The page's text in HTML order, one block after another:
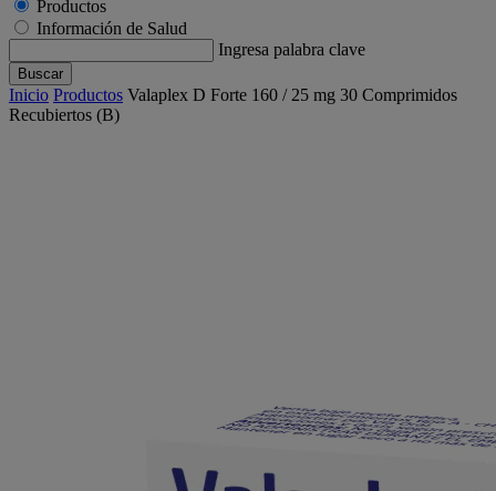
Productos
Información de Salud
Ingresa palabra clave
Buscar
Inicio Productos Valaplex D Forte 160 / 25 mg 30 Comprimidos
Recubiertos (B)